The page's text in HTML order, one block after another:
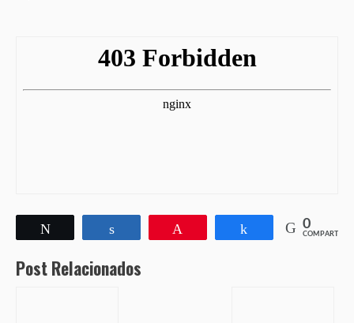
Compartir Compartir
0
COMPARTIR
Post Relacionados